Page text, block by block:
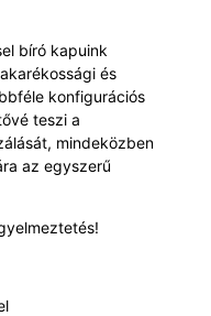
bíró kapuink
és
konfigurációs
teszi a
mindeközben
az egyszerű